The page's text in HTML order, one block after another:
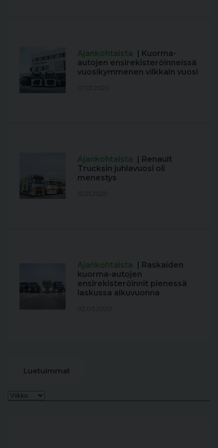
Ajankohtaista | Kuorma-
autojen ensirekisteröinneissä
vuosikymmenen vilkkain vuosi
07.01.2020
Ajankohtaista | Renault
Trucksin juhlavuosi oli
menestys
15.01.2020
Ajankohtaista | Raskaiden
kuorma-autojen
ensirekisteröinnit pienessä
laskussa alkuvuonna
02.03.2020
Luetuimmat